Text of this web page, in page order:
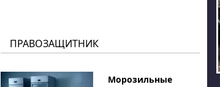
ПРАВОЗАЩИТНИК
Морозильные